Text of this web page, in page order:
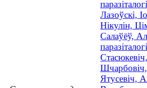
Лазоўскі,
Нікулін,
Салаўёў,
Ятусевіч,